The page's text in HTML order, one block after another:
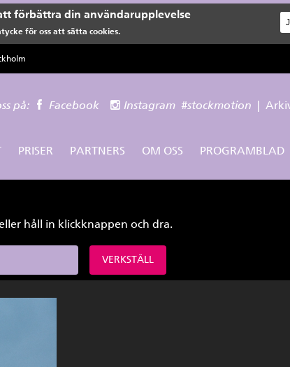
förbättra din användarupplevelse
för oss att sätta cookies.
på: Facebook Instagram #stockmotion |
PRISER PARTNERS OM OSS PROGRAMBLAD
håll in klickknappen och dra.